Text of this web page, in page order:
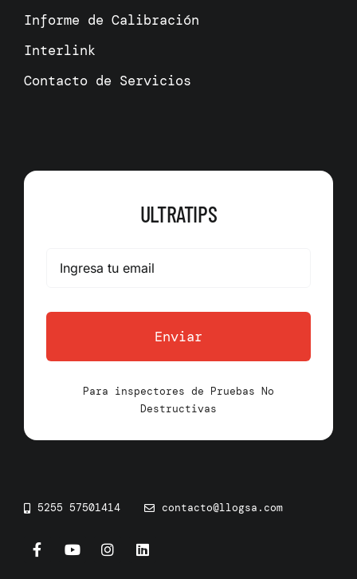
Informe de Calibración
Interlink
Contacto de Servicios
ULTRATIPS
Enviar
Para inspectores de Pruebas No
Destructivas
5255 57501414 contacto@llogsa.com